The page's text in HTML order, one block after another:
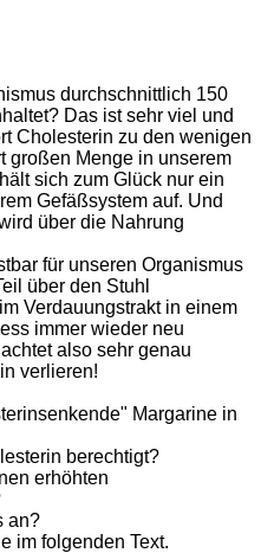
durchschnittlich 150
Das ist sehr viel und
Cholesterin zu den wenigen
großen Menge in unserem
sich zum Glück nur ein
Gefäßsystem auf. Und
über die Nahrung
für unseren Organismus
über den Stuhl
Verdauungstrakt in einem
immer wieder neu
also sehr genau
verlieren!
Margarine in
berechtigt?
erhöhten
an?
im folgenden Text.